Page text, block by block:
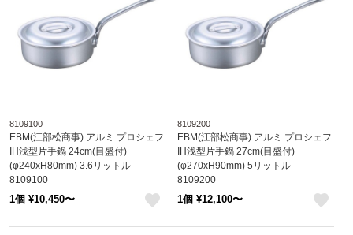
8109100
EBM(江部松商事) アルミ プロシェフ
IH浅型片手鍋 24cm(目盛付)
(φ240xH80mm) 3.6リットル
8109100
1個 ¥10,450〜
8109200
EBM(江部松商事) アルミ プロシェフ
IH浅型片手鍋 27cm(目盛付)
(φ270xH90mm) 5リットル
8109200
1個 ¥12,100〜